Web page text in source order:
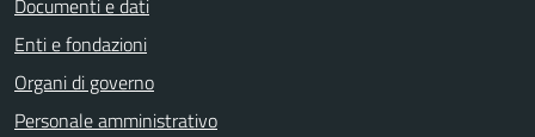
Enti e fondazioni
Organi di governo
Personale amministrativo